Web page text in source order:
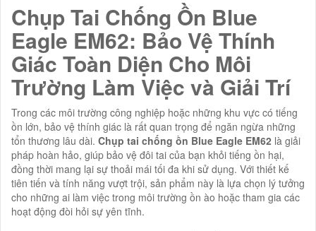
Chụp Tai Chống Ồn Blue
Eagle EM62: Bảo Vệ Thính
Giác Toàn Diện Cho Môi
Trường Làm Việc và Giải Trí
Trong các môi trường công nghiệp hoặc những khu vực có tiếng
ồn lớn, bảo vệ thính giác là rất quan trọng để ngăn ngừa những
tổn thương lâu dài. Chụp tai chống ồn Blue Eagle EM62 là giải
pháp hoàn hảo, giúp bảo vệ đôi tai của bạn khỏi tiếng ồn hại,
đồng thời mang lại sự thoải mái tối đa khi sử dụng. Với thiết kế
tiên tiến và tính năng vượt trội, sản phẩm này là lựa chọn lý tưởng
cho những ai làm việc trong môi trường ồn ào hoặc tham gia các
hoạt động đòi hỏi sự yên tĩnh.